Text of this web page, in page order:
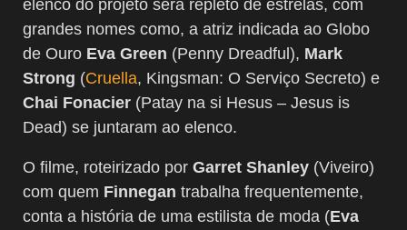
elenco do projeto será repleto de estrelas, com
grandes nomes como, a atriz indicada ao Globo
de Ouro Eva Green (Penny Dreadful), Mark
Strong (Cruella, Kingsman: O Serviço Secreto) e
Chai Fonacier (Patay na si Hesus – Jesus is
Dead) se juntaram ao elenco.
O filme, roteirizado por Garret Shanley (Viveiro)
com quem Finnegan trabalha frequentemente,
conta a história de uma estilista de moda (Eva